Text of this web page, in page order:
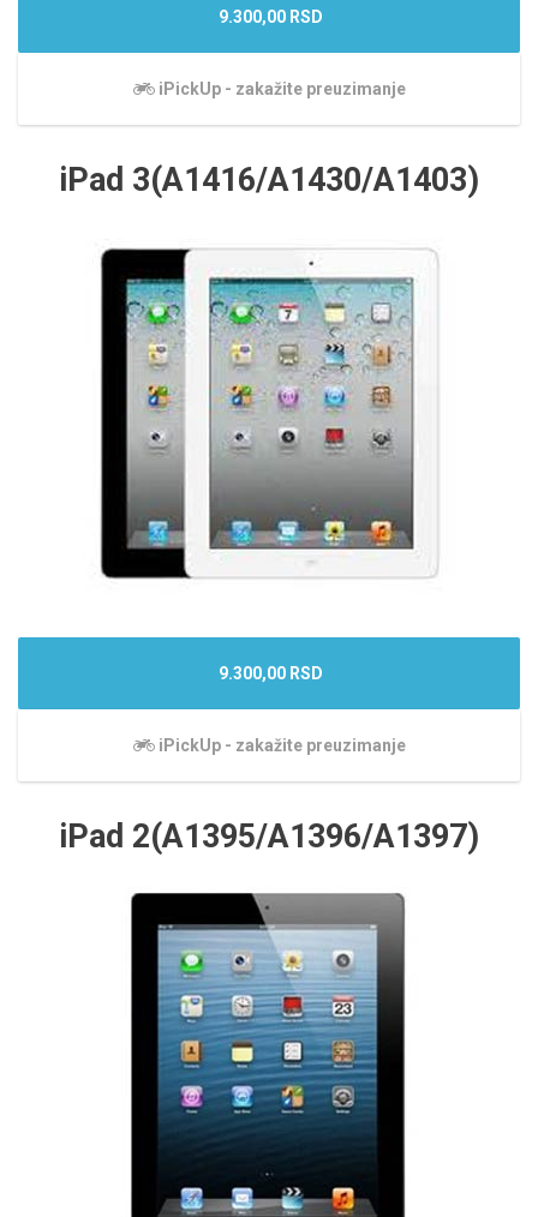
9.300,00 RSD
iPickUp - zakažite preuzimanje
iPad 3(A1416/A1430/A1403)
9.300,00 RSD
iPickUp - zakažite preuzimanje
iPad 2(A1395/A1396/A1397)